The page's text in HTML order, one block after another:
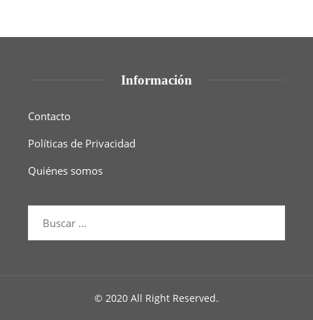
Información
Contacto
Políticas de Privacidad
Quiénes somos
© 2020 All Right Reserved.